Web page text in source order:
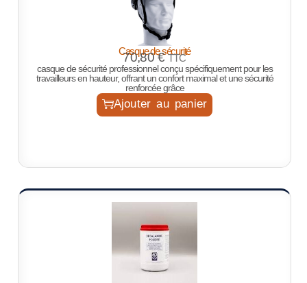
Casque de sécurité
70,80€ TTC
casque de sécurité professionnel conçu spécifiquement pour les
travailleurs en hauteur, offrant un confort maximal et une sécurité
renforcée grâce
Ajouter au panier